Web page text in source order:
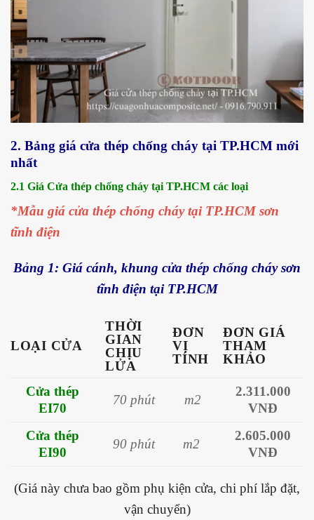
2. Bảng giá cửa thép chống cháy tại TP.HCM mới
nhất
2.1 Giá Cửa thép chống cháy tại TP.HCM các loại
*Mẫu giá cửa thép chống cháy tại TP.HCM sơn
tĩnh điện
Bảng 1: Giá cánh, khung cửa thép chống cháy sơn
tĩnh điện tại TP.HCM
LOẠI CỬA
THỜI
GIAN
CHỊU
LỬA
ĐƠN
VỊ
TÍNH
ĐƠN GIÁ
THAM
KHẢO
Cửa thép
EI70
70 phút m2
2.311.000
VNĐ
Cửa thép
EI90
90 phút m2
2.605.000
VNĐ
(Giá này chưa bao gồm phụ kiện cửa, chi phí lắp đặt,
vận chuyển)